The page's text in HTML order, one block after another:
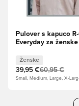
Pulover s kapuco
Everyday za ženske
Ženske
39,95 €60,95 €
Small, Medium, Large, X-